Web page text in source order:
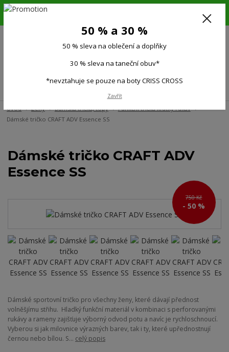
6.-16.8.26. DOVOLENÁ !!! 50 % SLEVA na všechno oblečení a doplňky !!!
(Po-Pá 9:00-15.00)
Úvod Ženy Dámská trička, topy
Funkční trička krátký rukáv
Dámské tričko CRAFT ADV Essence SS
Dámské tričko CRAFT ADV
Essence SS
750 Kč
- 50 %
Dámské sportovní tričko pro všechny ženy, které dávají přednost
volněšjímu střihu. Hladký funkční materiál v kombinaci s perforovanými
rukávy a rameny zajišťuje výborný odvod potu a navíc je rychloschnoucí.
Vyberou si jak milovnice výrazných barev, tak i ty, které upřednostnují
černou nebo bílou. S... celý popis
50 % a 30 %
50 % sleva na oblečení a doplňky
30 % sleva na taneční obuv*
*nevztahuje se pouze na boty CRISS CROSS
Zavřít